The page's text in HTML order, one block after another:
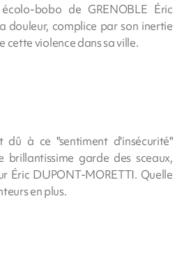
bobo de GRENOBLE Éric
douleur, complice par son inertie
cette violence dans sa ville.
dû à ce "sentiment d'insécurité"
brillantissime garde des sceaux,
Éric DUPONT-MORETTI. Quelle
en plus.